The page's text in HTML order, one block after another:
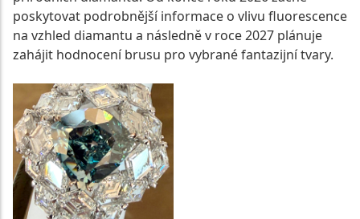
poskytovat podrobnější informace o vlivu fluorescence
na vzhled diamantu a následně v roce 2027 plánuje
zahájit hodnocení brusu pro vybrané fantazijní tvary.